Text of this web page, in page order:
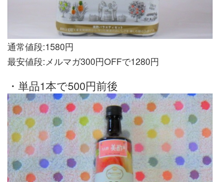
通常値段:1580円
最安値段:メルマガ300円OFFで1280円
・単品1本で500円前後